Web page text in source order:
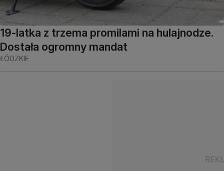
19-latka z trzema promilami na hulajnodze.
Dostała ogromny mandat
ŁÓDZKIE